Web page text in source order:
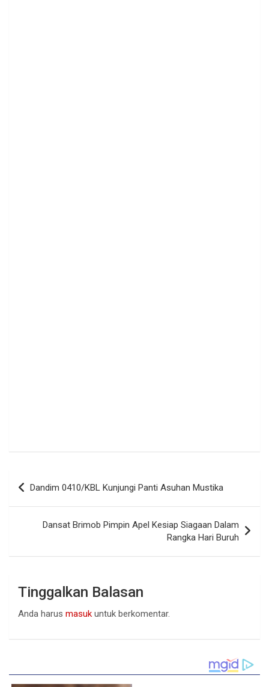
Navigasi
pos
Dandim 0410/KBL Kunjungi Panti Asuhan Mustika
Dansat Brimob Pimpin Apel Kesiap Siagaan Dalam
Rangka Hari Buruh
Tinggalkan Balasan
Anda harus masuk untuk berkomentar.